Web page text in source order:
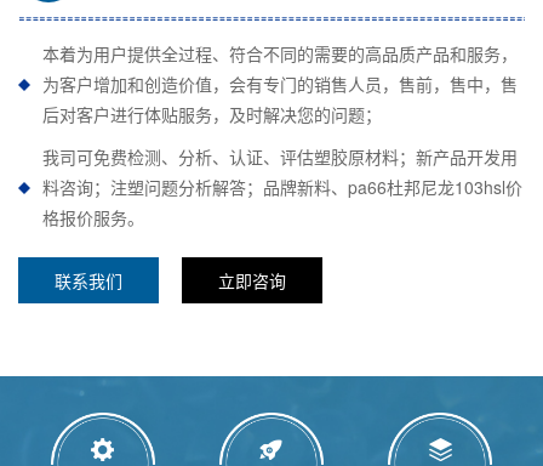
本着为用户提供全过程、符合不同的需要的高品质产品和服务，
为客户增加和创造价值，会有专门的销售人员，售前，售中，售
后对客户进行体贴服务，及时解决您的问题；
我司可免费检测、分析、认证、评估塑胶原材料；新产品开发用
料咨询；注塑问题分析解答；品牌新料、pa66杜邦尼龙103hsl价
格报价服务。
联系我们 立即咨询